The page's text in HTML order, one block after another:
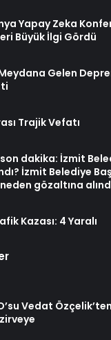
Yapay Zeka
Büyük İlgi Gördü
Gelen
Trajik Vefatı
dakika: İzmit
İzmit Belediye
gözaltına
Kazası: 4 Yaralı
Vedat